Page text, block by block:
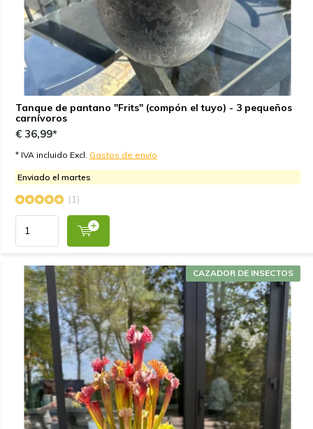
Tanque de pantano "Frits" (compón el tuyo) - 3 pequeños
carnívoros
€ 36,99*
* IVA incluido Excl. Gastos de envío
Enviado el martes
(1)
CAZADOR DE INSECTOS